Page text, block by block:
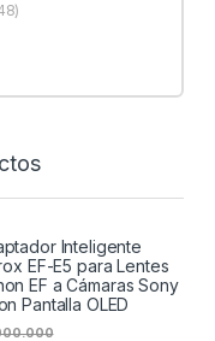
Inteligente
EF-E5 para Lentes
EF a Cámaras Sony
Pantalla OLED